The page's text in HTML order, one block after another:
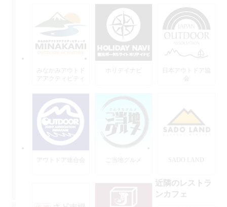
みなかみアウトド
アアクティビティ
ホリデイナビ
日本アウトドア協
会
アウトドア連合会 ご当地グルメ SADO LAND
近隣のレストラ
ンカフェ